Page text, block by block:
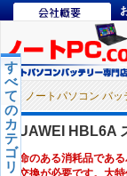
ノートパソコン バッ
す
べ
て
の
カ
テ
ゴ
リ
HUAWEI HBL6A
寿命のある消耗品であ
ー交換が必要です。大